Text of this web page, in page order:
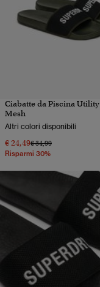
Ciabatte da Piscina Utility
Mesh
Altri colori disponibili
€ 24,49Prezzo ridotto da
€ 34,99a
Risparmi 30%